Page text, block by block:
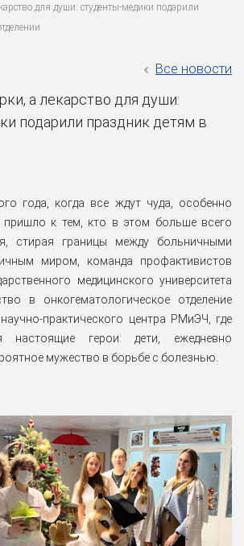
для души: студенты-медики подарили
Все новости
а лекарство для души:
подарили праздник детям в
года, когда все ждут чуда, особенно
к тем, кто в этом больше всего
стирая границы между больничными
миром, команда профактивистов
медицинского университета
в онкогематологическое отделение
практического центра РМиЭЧ, где
настоящие герои: дети, ежедневно
мужество в борьбе с болезнью.